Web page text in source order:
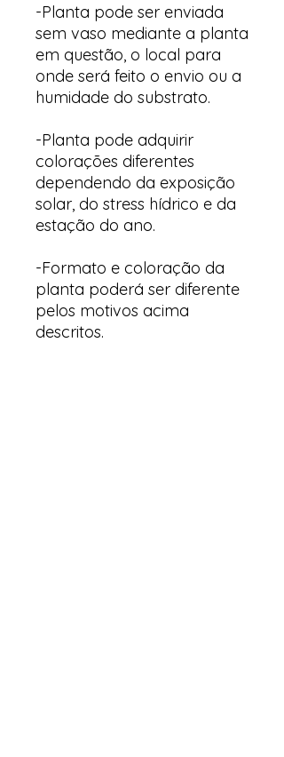
-Planta pode ser enviada
sem vaso mediante a planta
em questão, o local para
onde será feito o envio ou a
humidade do substrato.
-Planta pode adquirir
colorações diferentes
dependendo da exposição
solar, do stress hídrico e da
estação do ano.
-Formato e coloração da
planta poderá ser diferente
pelos motivos acima
descritos.